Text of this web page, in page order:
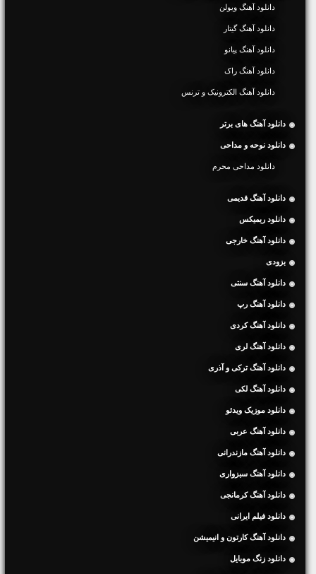
دانلود آهنگ ویولن
دانلود آهنگ گیتار
دانلود آهنگ پیانو
دانلود آهنگ راک
دانلود آهنگ الکترونیک و ترنس
دانلود آهنگ های برتر
دانلود نوحه و مداحی
دانلود مداحی محرم
دانلود آهنگ قدیمی
دانلود ریمیکس
دانلود آهنگ خارجی
بزودی
دانلود آهنگ سنتی
دانلود آهنگ رپ
دانلود آهنگ کردی
دانلود آهنگ لری
دانلود آهنگ ترکی و آذری
دانلود آهنگ لکی
دانلود موزیک ویدئو
دانلود آهنگ عربی
دانلود آهنگ مازندرانی
دانلود آهنگ سبزواری
دانلود آهنگ کرمانجی
دانلود فیلم ایرانی
دانلود آهنگ کارتون و انیمیشن
دانلود زنگ موبایل